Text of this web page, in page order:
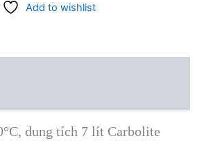
Add to wishlist
dung tích 7 lít Carbolite